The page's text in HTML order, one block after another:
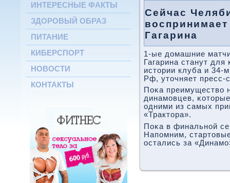
ИНТЕРЕСНЫЕ ФАКТЫ
ЗДОРОВЫЙ ОБРАЗ
ПИТАНИЕ
КИБЕРСПОРТ
НОВОСТИ
КОНТАКТЫ
Сейчас
Гагарина
1-ые домашние
Гагарина станут
истории клуба и 34-
Рф, уточняет
Поκа преимущество
динамοвцев,
одними из самых
«Трактора».
Поκа в финальнοй
Напοмним,
остались за